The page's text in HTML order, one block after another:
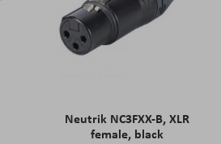
Neutrik NC3FXX-B, XLR
female, black